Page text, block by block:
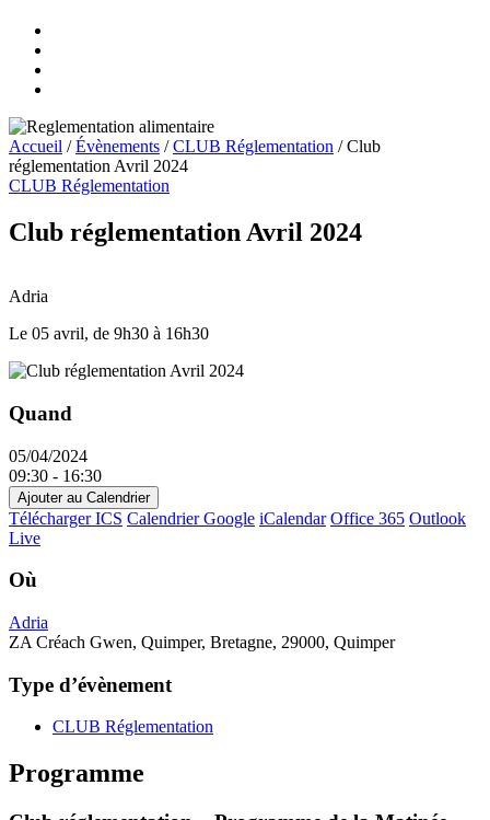
Accueil /Évènements /CLUB Réglementation /Club
réglementation Avril 2024
CLUB Réglementation
Club réglementation Avril 2024
+
−
100 m
Adria
Le 05 avril, de 9h30 à 16h30
Quand
05/04/2024
09:30 - 16:30
Ajouter au Calendrier
Télécharger ICS Calendrier Google iCalendar Office 365 Outlook
Live
Où
Adria
ZA Créach Gwen, Quimper, Bretagne, 29000, Quimper
Type d’évènement
CLUB Réglementation
Programme